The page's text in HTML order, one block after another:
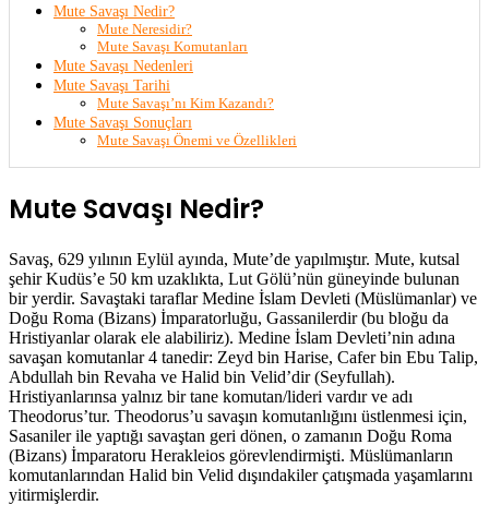
Mute Savaşı Nedir?
Mute Neresidir?
Mute Savaşı Komutanları
Mute Savaşı Nedenleri
Mute Savaşı Tarihi
Mute Savaşı’nı Kim Kazandı?
Mute Savaşı Sonuçları
Mute Savaşı Önemi ve Özellikleri
Mute Savaşı Nedir?
Savaş, 629 yılının Eylül ayında, Mute’de yapılmıştır. Mute, kutsal
şehir Kudüs’e 50 km uzaklıkta, Lut Gölü’nün güneyinde bulunan
bir yerdir. Savaştaki taraflar Medine İslam Devleti (Müslümanlar) ve
Doğu Roma (Bizans) İmparatorluğu, Gassanilerdir (bu bloğu da
Hristiyanlar olarak ele alabiliriz). Medine İslam Devleti’nin adına
savaşan komutanlar 4 tanedir: Zeyd bin Harise, Cafer bin Ebu Talip,
Abdullah bin Revaha ve Halid bin Velid’dir (Seyfullah).
Hristiyanlarınsa yalnız bir tane komutan/lideri vardır ve adı
Theodorus’tur. Theodorus’u savaşın komutanlığını üstlenmesi için,
Sasaniler ile yaptığı savaştan geri dönen, o zamanın Doğu Roma
(Bizans) İmparatoru Herakleios görevlendirmişti. Müslümanların
komutanlarından Halid bin Velid dışındakiler çatışmada yaşamlarını
yitirmişlerdir.